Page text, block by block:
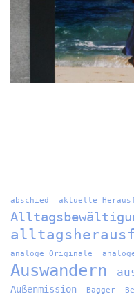
abschied aktuelle
analoge Originale
Auswandern
Außenmission Bagger